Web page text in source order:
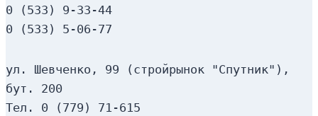
0 (533) 9-33-44
0 (533) 5-06-77
ул. Шевченко, 99 (стройрынок "Спутник"),
бут. 200
Тел. 0 (779) 71-615